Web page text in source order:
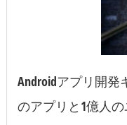
Androidアプリ開発
のアプリと1億人